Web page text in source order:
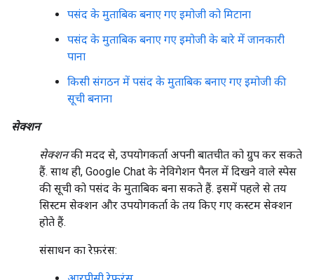
पसंद के मुताबिक बनाए गए इमोजी को मिटाना
पसंद के मुताबिक बनाए गए इमोजी के बारे में जानकारी
पाना
किसी संगठन में पसंद के मुताबिक बनाए गए इमोजी की
सूची बनाना
सेक्शन
सेक्शनकी मदद से, उपयोगकर्ता अपनी बातचीत को ग्रुप कर सकते
हैं. साथ ही, Google Chat के नेविगेशन पैनल में दिखने वाले स्पेस
की सूची को पसंद के मुताबिक बना सकते हैं. इसमें पहले से तय
सिस्टम सेक्शन और उपयोगकर्ता के तय किए गए कस्टम सेक्शन
होते हैं.
संसाधन का रेफ़रंस: